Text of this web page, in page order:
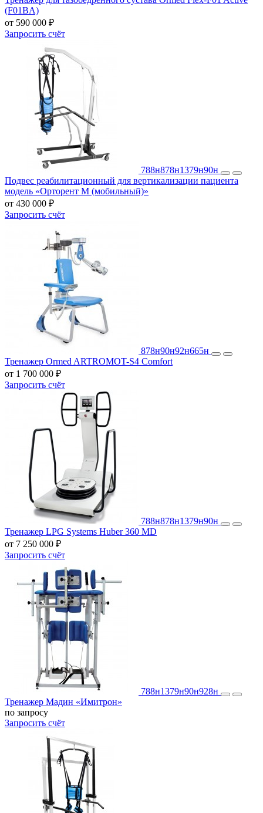
(F01BA)
от 590 000 ₽
Запросить счёт
788н878н1379н90н
Подвес реабилитационный для вертикализации пациента
модель «Орторент М (мобильный)»
от 430 000 ₽
Запросить счёт
878н90н92н665н
Тренажер Ormed ARTROMOT-S4 Comfort
от 1 700 000 ₽
Запросить счёт
788н878н1379н90н
Тренажер LPG Systems Huber 360 MD
от 7 250 000 ₽
Запросить счёт
788н1379н90н928н
Тренажер Мадин «Имитрон»
по запросу
Запросить счёт